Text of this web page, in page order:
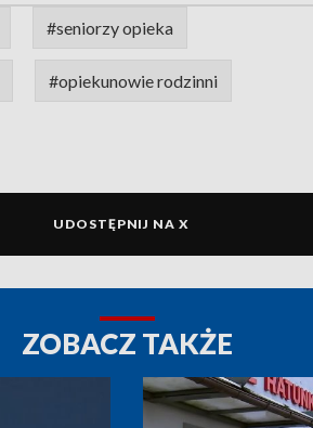
#seniorzy opieka
#opiekunowie rodzinni
UDOSTĘPNIJ NA X
ZOBACZ TAKŻE